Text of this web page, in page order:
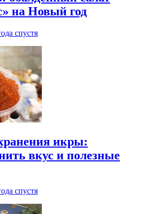
на Новый год
спустя
икры:
вкус и полезные
спустя